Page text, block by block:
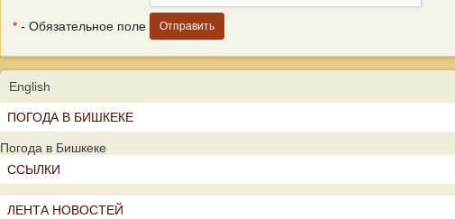
* - Обязательное поле
English
ПОГОДА В БИШКЕКЕ
Погода в Бишкеке
ССЫЛКИ
ЛЕНТА НОВОСТЕЙ